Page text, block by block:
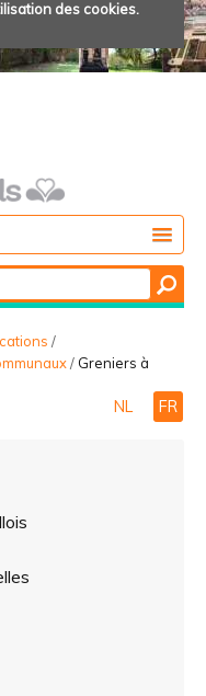
des cookies.
/
/ Greniers à
NL FR